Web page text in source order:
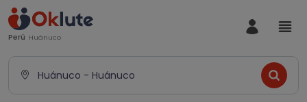
Perú Huánuco
Huánuco - Huánuco